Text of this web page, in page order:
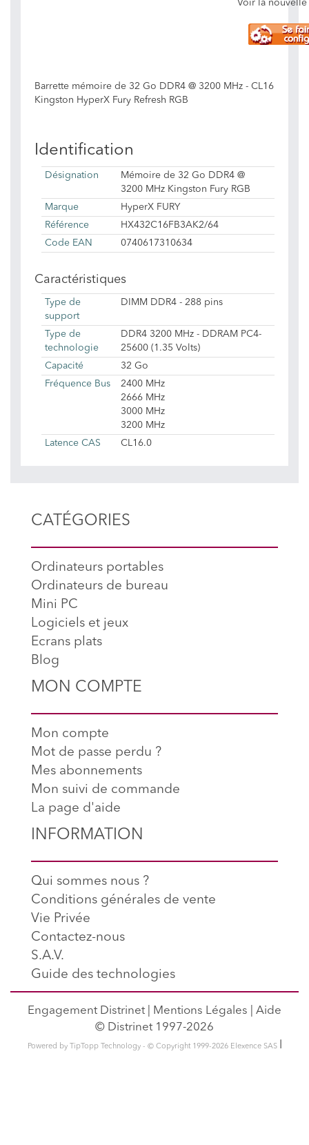
Voir la nouvelle
Barrette mémoire de 32 Go DDR4 @ 3200 MHz - CL16
Kingston HyperX Fury Refresh RGB
Identification
Désignation
Mémoire de 32 Go DDR4 @
3200 MHz Kingston Fury RGB
Marque
HyperX FURY
Référence
HX432C16FB3AK2/64
Code EAN
0740617310634
Caractéristiques
Type de
support
DIMM DDR4 - 288 pins
Type de
technologie
DDR4 3200 MHz - DDRAM PC4-
25600 (1.35 Volts)
Capacité
32 Go
Fréquence Bus
2400 MHz
2666 MHz
3000 MHz
3200 MHz
Latence CAS
CL16.0
CATÉGORIES
Ordinateurs portables
Ordinateurs de bureau
Mini PC
Logiciels et jeux
Ecrans plats
Blog
MON COMPTE
Mon compte
Mot de passe perdu ?
Mes abonnements
Mon suivi de commande
La page d'aide
INFORMATION
Qui sommes nous ?
Conditions générales de vente
Vie Privée
Contactez-nous
S.A.V.
Guide des technologies
Engagement Distrinet Mentions Légales
Aide
© Distrinet 1997-2026
Powered by TipTopp Technology - © Copyright 1999-2026 Elexence SAS